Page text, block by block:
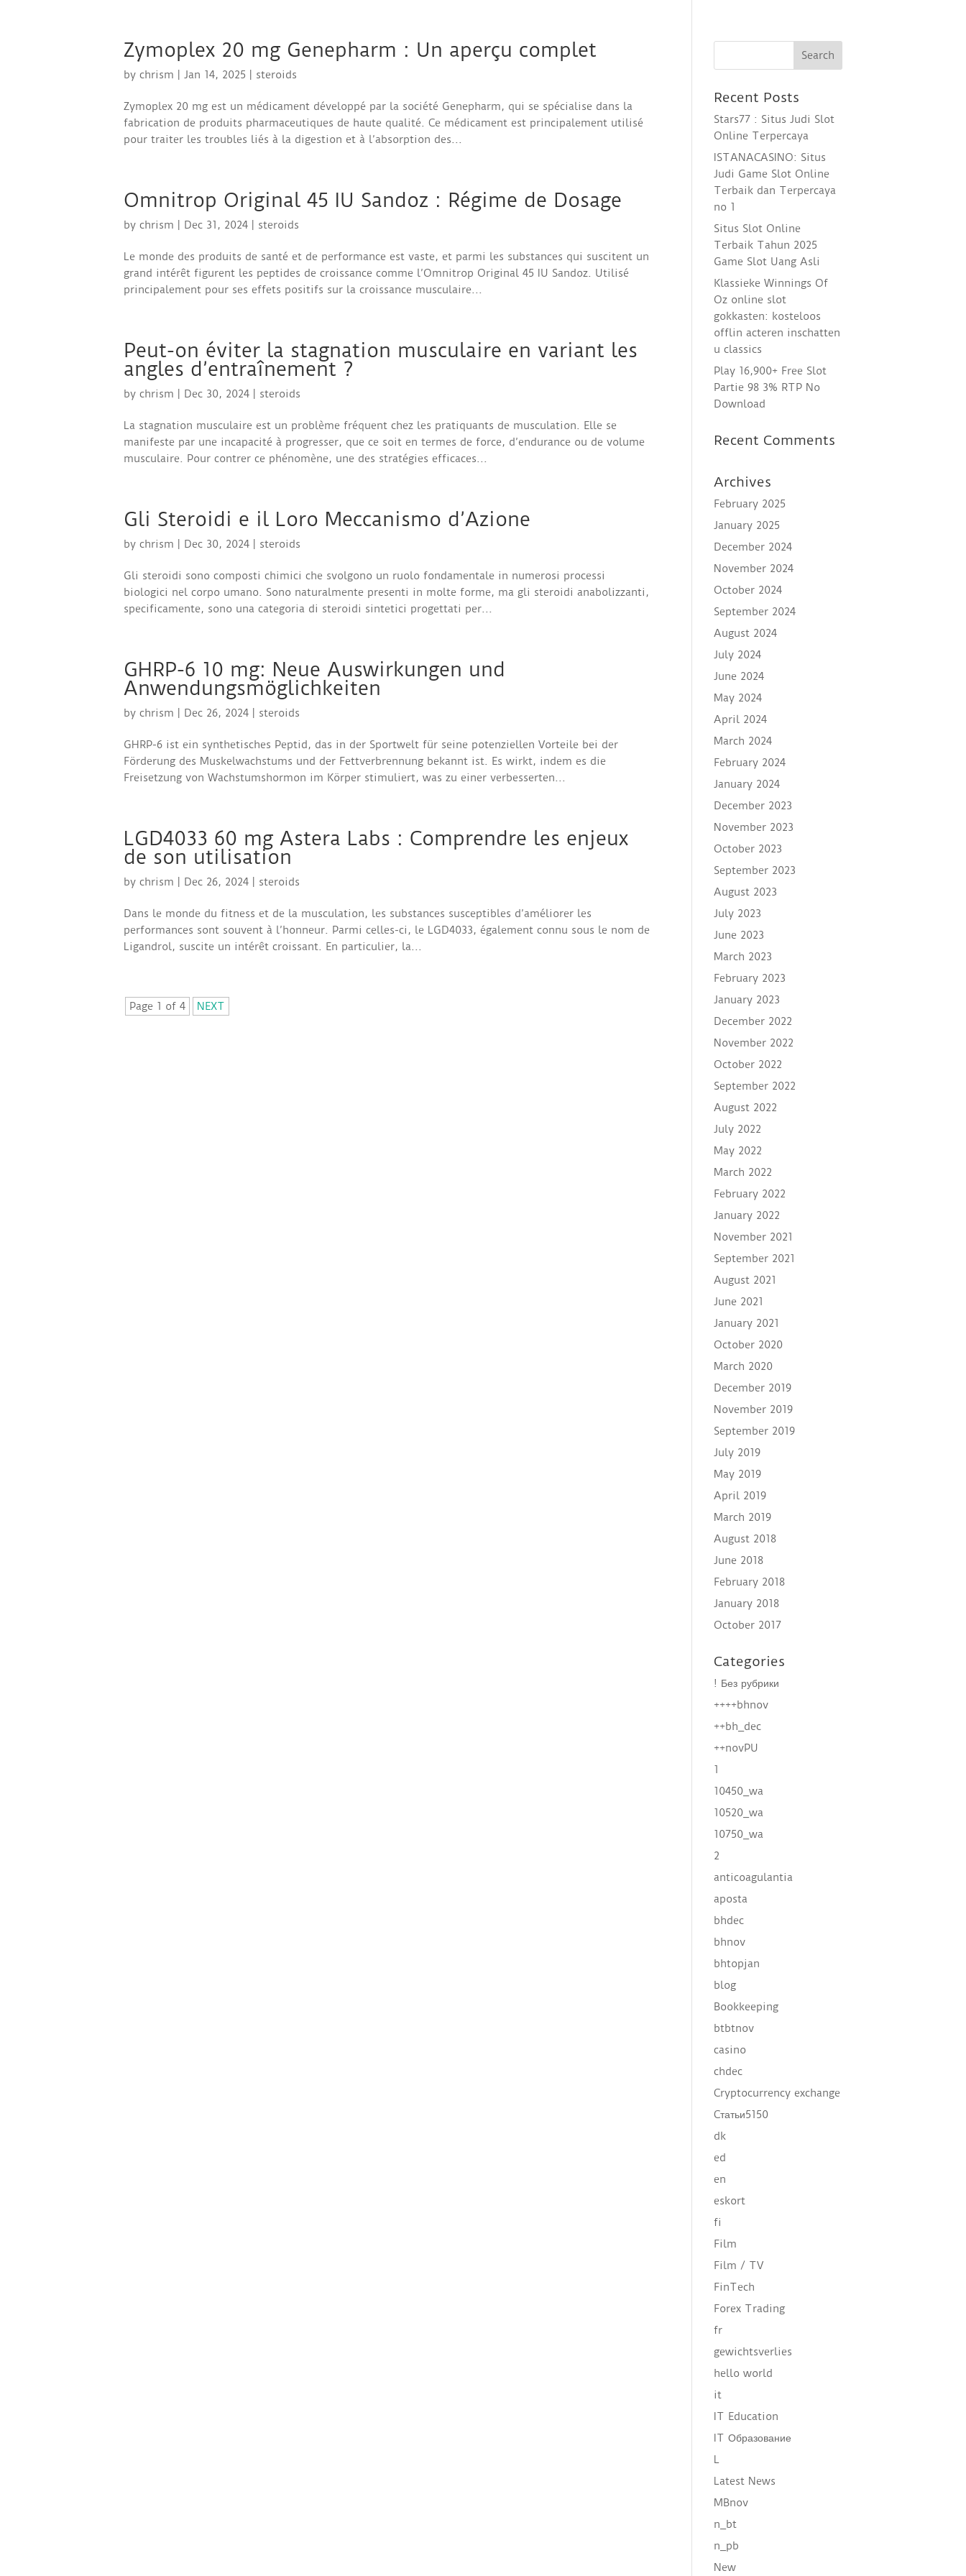
Zymoplex 20 mg Genepharm : Un aperçu complet
by chrism Jan 14, 2025 steroids
Zymoplex 20 mg est un médicament développé par la société Genepharm, qui se spécialise dans la
fabrication de produits pharmaceutiques de haute qualité. Ce médicament est principalement utilisé
pour traiter les troubles liés à la digestion et à l’absorption des...
Omnitrop Original 45 IU Sandoz : Régime de Dosage
by chrism Dec 31, 2024 steroids
Le monde des produits de santé et de performance est vaste, et parmi les substances qui suscitent un
grand intérêt figurent les peptides de croissance comme l’Omnitrop Original 45 IU Sandoz. Utilisé
principalement pour ses effets positifs sur la croissance musculaire...
Peut-on éviter la stagnation musculaire en variant les
angles d’entraînement ?
by chrism Dec 30, 2024 steroids
La stagnation musculaire est un problème fréquent chez les pratiquants de musculation. Elle se
manifeste par une incapacité à progresser, que ce soit en termes de force, d’endurance ou de volume
musculaire. Pour contrer ce phénomène, une des stratégies efficaces...
Gli Steroidi e il Loro Meccanismo d’Azione
by chrism Dec 30, 2024 steroids
Gli steroidi sono composti chimici che svolgono un ruolo fondamentale in numerosi processi
biologici nel corpo umano. Sono naturalmente presenti in molte forme, ma gli steroidi anabolizzanti,
specificamente, sono una categoria di steroidi sintetici progettati per...
GHRP-6 10 mg: Neue Auswirkungen und
Anwendungsmöglichkeiten
by chrism Dec 26, 2024 steroids
GHRP-6 ist ein synthetisches Peptid, das in der Sportwelt für seine potenziellen Vorteile bei der
Förderung des Muskelwachstums und der Fettverbrennung bekannt ist. Es wirkt, indem es die
Freisetzung von Wachstumshormon im Körper stimuliert, was zu einer verbesserten...
LGD4033 60 mg Astera Labs : Comprendre les enjeux
de son utilisation
by chrism Dec 26, 2024 steroids
Dans le monde du fitness et de la musculation, les substances susceptibles d’améliorer les
performances sont souvent à l’honneur. Parmi celles-ci, le LGD4033, également connu sous le nom de
Ligandrol, suscite un intérêt croissant. En particulier, la...
Page 1 of 4 NEXT
Recent Posts
Stars77 : Situs Judi Slot
Online Terpercaya
ISTANACASINO: Situs
Judi Game Slot Online
Terbaik dan Terpercaya
no 1
Situs Slot Online
Terbaik Tahun 2025
Game Slot Uang Asli
Klassieke Winnings Of
Oz online slot
gokkasten: kosteloos
offlin acteren inschatten
u classics
Play 16,900+ Free Slot
Partie 98 3% RTP No
Download
Recent Comments
Archives
February 2025
January 2025
December 2024
November 2024
October 2024
September 2024
August 2024
July 2024
June 2024
May 2024
April 2024
March 2024
February 2024
January 2024
December 2023
November 2023
October 2023
September 2023
August 2023
July 2023
June 2023
March 2023
February 2023
January 2023
December 2022
November 2022
October 2022
September 2022
August 2022
July 2022
May 2022
March 2022
February 2022
January 2022
November 2021
September 2021
August 2021
June 2021
January 2021
October 2020
March 2020
December 2019
November 2019
September 2019
July 2019
May 2019
April 2019
March 2019
August 2018
June 2018
February 2018
January 2018
October 2017
Categories
! Без рубрики
++++bhnov
++bh_dec
++novPU
1
10450_wa
10520_wa
10750_wa
2
anticoagulantia
aposta
bhdec
bhnov
bhtopjan
blog
Bookkeeping
btbtnov
casino
chdec
Cryptocurrency exchange
Cтатьи5150
dk
ed
en
eskort
fi
Film
Film / TV
FinTech
Forex Trading
fr
gewichtsverlies
hello world
it
IT Education
IT Образование
L
Latest News
MBnov
n_bt
n_pb
New